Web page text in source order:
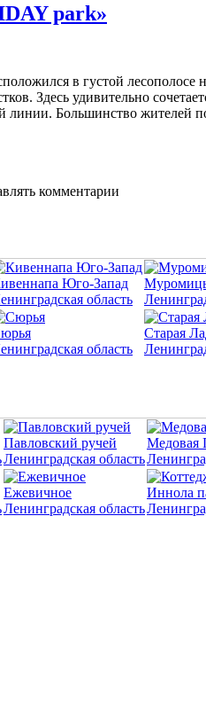
park»
в густой лесополосе
Здесь удивительно
Большинство жителей
комментарии
Юго-Запад
область
область
Старая
Павловский ручей
Ленинградская область
Медовая
Ежевичное
Ленинградская область
Иннола